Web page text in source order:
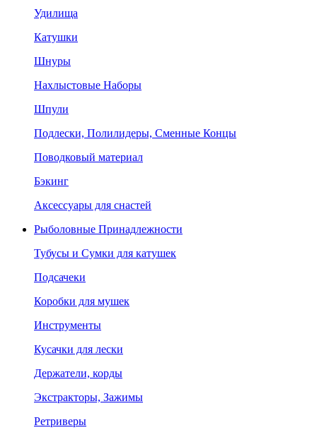
Удилища
Катушки
Шнуры
Нахлыстовые Наборы
Шпули
Подлески, Полилидеры, Сменные Концы
Поводковый материал
Бэкинг
Аксессуары для снастей
Рыболовные Принадлежности
Тубусы и Сумки для катушек
Подсачеки
Коробки для мушек
Инструменты
Кусачки для лески
Держатели, корды
Экстракторы, Зажимы
Ретриверы